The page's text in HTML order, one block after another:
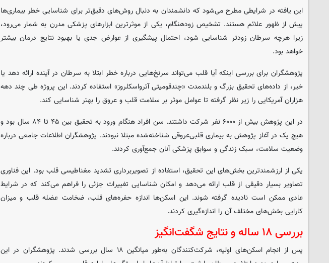
این یافته در شرایطی مطرح می‌شود که دانشمندان به دنبال روش‌های دقیق‌تر برای شناسایی خطر بیماری‌ها
پیش از ظهور علائم هستند. تشخیص زودهنگام، یکی از موثرترین ابزارهای پزشکی مدرن به شمار می‌رود،
زیرا هرچه سرطان زودتر شناسایی شود، احتمال پیشگیری از عوارض جدی یا بهبود نتایج درمان بیشتر
خواهد بود.
پژوهشگران برای بررسی اینکه آیا قلب می‌تواند سرنخ‌هایی درباره خطر ابتلا به سرطان در آینده ارائه دهد یا
خیر، از داده‌های تحقیق بزرگ و بلندمدت «چندقومیتی آترواسکلروز» استفاده کردند. این پروژه طی چند دهه
هزاران آمریکایی را زیر نظر گرفته تا عوامل موثر بر سلامت قلب و عروق را بهتر شناسایی کند.
در این پژوهش بیش از ۶۰۰۰ نفر شرکت داشتند. سن افراد هنگام ورود به تحقیق بین ۴۵ تا ۸۴ سال بود و
هیچ‌ یک در آغاز پژوهش به بیماری قلبی‌عروقی شناخته‌شده مبتلا نبودند. پژوهشگران اطلاعات جامعی درباره
وضعیت سلامت، سبک زندگی و سوابق پزشکی آنان جمع‌آوری کردند.
یکی از ارزشمندترین بخش‌های این تحقیق، استفاده از تصویربرداری تشدید مغناطیسی قلب بود. این فناوری
تصاویر بسیار دقیقی از قلب ارائه می‌دهد و امکان شناسایی تغییرات جزئی را فراهم می‌کند که در شرایط
عادی ممکن است نادیده گرفته شوند. این اسکن‌ها اندازه حفره‌های قلب، ضخامت عضله قلب و میزان
کارایی بخش‌های مختلف آن را اندازه‌گیری کردند.
بررسی ۱۸ ساله و نتایج شگفت‌انگیز
پس از انجام اسکن‌های اولیه، شرکت‌کنندگان به‌طور میانگین ۱۸ سال بررسی شدند. پژوهشگران در این